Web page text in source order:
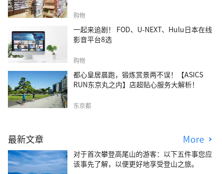
购物
一起来追剧！ FOD、U-NEXT、Hulu日本在线
影音平台8选
购物
都心皇居晨跑，锻炼赏景两不误！【ASICS
RUN东京丸之内】店超贴心服务大解析！
东京都
最新文章 More
对于首次攀登高尾山的游客：以下五件事您应
该事先了解，以便更好地享受登山之旅。